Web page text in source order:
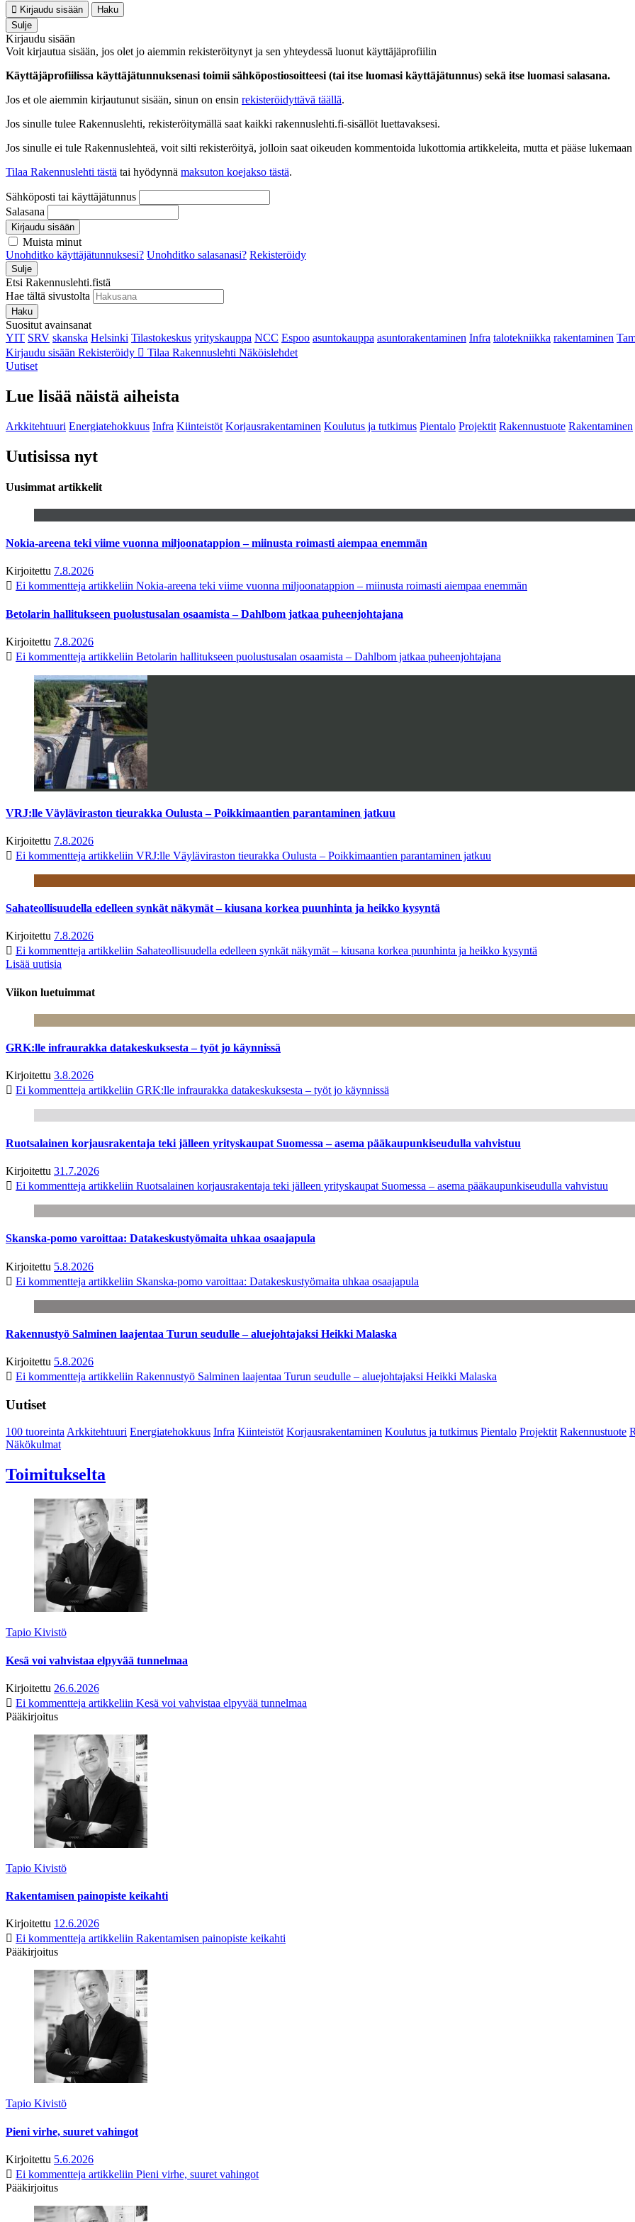
Kirjaudu sisään
Haku
Sulje
Kirjaudu sisään
Voit kirjautua sisään, jos olet jo aiemmin rekisteröitynyt ja sen yhteydessä luonut käyttäjäprofiilin
Käyttäjäprofiilissa käyttäjätunnuksenasi toimii sähköpostiosoitteesi (tai itse luomasi käyttäjätunnus) sekä itse luomasi salasana.
Jos et ole aiemmin kirjautunut sisään, sinun on ensin rekisteröidyttävä täällä.
Jos sinulle tulee Rakennuslehti, rekisteröitymällä saat kaikki rakennuslehti.fi-sisällöt luettavaksesi.
Jos sinulle ei tule Rakennuslehteä, voit silti rekisteröityä, jolloin saat oikeuden kommentoida lukottomia artikkeleita, mutta et pääse
Tilaa Rakennuslehti tästä tai hyödynnä maksuton koejakso tästä.
Sähköposti tai käyttäjätunnus
Salasana
Kirjaudu sisään
Muista minut
Unohditko käyttäjätunnuksesi? Unohditko salasanasi? Rekisteröidy
Sulje
Etsi Rakennuslehti.fistä
Hae tältä sivustolta
Haku
Suositut avainsanat
YIT SRV skanska Helsinki Tilastokeskus yrityskauppa NCC Espoo asuntokauppa asuntorakentaminen Infra talotekniikka rakentaminen
Kirjaudu sisään Rekisteröidy Tilaa Rakennuslehti Näköislehdet
Uutiset
Lue lisää näistä aiheista
Arkkitehtuuri Energiatehokkuus Infra Kiinteistöt Korjausrakentaminen Koulutus ja tutkimus Pientalo Projektit Rakennustuote Rakentaminen
Uutisissa nyt
Uusimmat artikkelit
Nokia-areena teki viime vuonna miljoonatappion – miinusta roimasti aiempaa enemmän
Kirjoitettu 7.8.2026
Ei kommentteja artikkeliin Nokia-areena teki viime vuonna miljoonatappion – miinusta roimasti aiempaa enemmän
Betolarin hallitukseen puolustusalan osaamista – Dahlbom jatkaa puheenjohtajana
Kirjoitettu 7.8.2026
Ei kommentteja artikkeliin Betolarin hallitukseen puolustusalan osaamista – Dahlbom jatkaa puheenjohtajana
VRJ:lle Väyläviraston tieurakka Oulusta – Poikkimaantien parantaminen jatkuu
Kirjoitettu 7.8.2026
Ei kommentteja artikkeliin VRJ:lle Väyläviraston tieurakka Oulusta – Poikkimaantien parantaminen jatkuu
Sahateollisuudella edelleen synkät näkymät – kiusana korkea puunhinta ja heikko kysyntä
Kirjoitettu 7.8.2026
Ei kommentteja artikkeliin Sahateollisuudella edelleen synkät näkymät – kiusana korkea puunhinta ja heikko kysyntä
Lisää uutisia
Viikon luetuimmat
GRK:lle infraurakka datakeskuksesta – työt jo käynnissä
Kirjoitettu 3.8.2026
Ei kommentteja artikkeliin GRK:lle infraurakka datakeskuksesta – työt jo käynnissä
Ruotsalainen korjausrakentaja teki jälleen yrityskaupat Suomessa – asema pääkaupunkiseudulla vahvistuu
Kirjoitettu 31.7.2026
Ei kommentteja artikkeliin Ruotsalainen korjausrakentaja teki jälleen yrityskaupat Suomessa – asema pääkaupunkiseudulla vahvistuu
Skanska-pomo varoittaa: Datakeskustyömaita uhkaa osaajapula
Kirjoitettu 5.8.2026
Ei kommentteja artikkeliin Skanska-pomo varoittaa: Datakeskustyömaita uhkaa osaajapula
Rakennustyö Salminen laajentaa Turun seudulle – aluejohtajaksi Heikki Malaska
Kirjoitettu 5.8.2026
Ei kommentteja artikkeliin Rakennustyö Salminen laajentaa Turun seudulle – aluejohtajaksi Heikki Malaska
Uutiset
100 tuoreintaArkkitehtuuri Energiatehokkuus Infra Kiinteistöt Korjausrakentaminen Koulutus ja tutkimus Pientalo Projektit Rakennustuote
Näkökulmat
Toimitukselta
Tapio Kivistö
Kesä voi vahvistaa elpyvää tunnelmaa
Kirjoitettu 26.6.2026
Ei kommentteja artikkeliin Kesä voi vahvistaa elpyvää tunnelmaa
Pääkirjoitus
Tapio Kivistö
Rakentamisen painopiste keikahti
Kirjoitettu 12.6.2026
Ei kommentteja artikkeliin Rakentamisen painopiste keikahti
Pääkirjoitus
Tapio Kivistö
Pieni virhe, suuret vahingot
Kirjoitettu 5.6.2026
Ei kommentteja artikkeliin Pieni virhe, suuret vahingot
Pääkirjoitus